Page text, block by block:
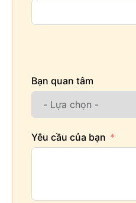
Bạn quan tâm
Yêu cầu của bạn